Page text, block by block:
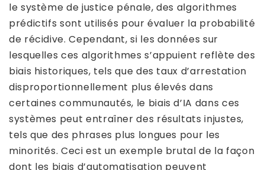
le système de justice pénale, des algorithmes
prédictifs sont utilisés pour évaluer la probabilité
de récidive. Cependant, si les données sur
lesquelles ces algorithmes s’appuient reflète des
biais historiques, tels que des taux d’arrestation
disproportionnellement plus élevés dans
certaines communautés, le biais d’IA dans ces
systèmes peut entraîner des résultats injustes,
tels que des phrases plus longues pour les
minorités. Ceci est un exemple brutal de la façon
dont les biais d’automatisation peuvent